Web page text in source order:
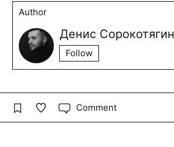
Author
Денис Сорокотягин
Follow
Comment